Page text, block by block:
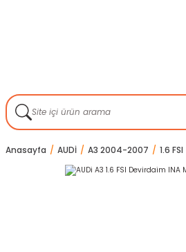
Anasayfa AUDİ A3 2004-2007 1.6 FSI